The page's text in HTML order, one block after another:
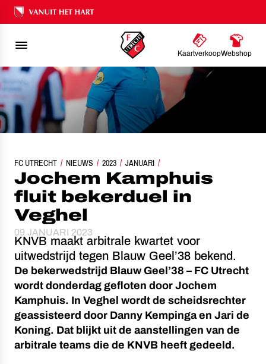
Ons nalatenschap
KaartverkoopWebshop
FC UTRECHT NIEUWS 2023 JANUARI
JOCHEM KAMPHUIS FLUIT BEKERDUEL IN VEGHEL
Jochem Kamphuis
fluit bekerduel in
Veghel
09 JANUARI 2023
KNVB maakt arbitrale kwartet voor
uitwedstrijd tegen Blauw Geel’38 bekend.
De bekerwedstrijd Blauw Geel’38 – FC Utrecht
wordt donderdag gefloten door Jochem
Kamphuis. In Veghel wordt de scheidsrechter
geassisteerd door Danny Kempinga en Jari de
Koning. Dat blijkt uit de aanstellingen van de
arbitrale teams die de KNVB heeft gedeeld.